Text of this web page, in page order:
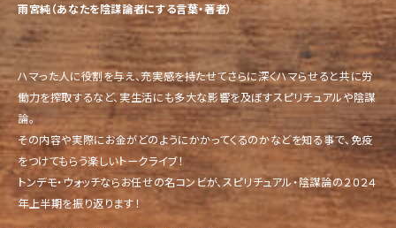
雨宮純（あなたを陰謀論者にする言葉・著者）
ハマった人に役割を与え、充実感を持たせてさらに深くハマらせると共に労
働力を搾取するなど、実生活にも多大な影響を及ぼすスピリチュアルや陰謀
論。
その内容や実際にお金がどのようにかかってくるのかなどを知る事で、免疫
をつけてもらう楽しいトークライブ！
トンデモ・ウォッチならお任せの名コンビが、スピリチュアル・陰謀論の２０２４
年上半期を振り返ります！